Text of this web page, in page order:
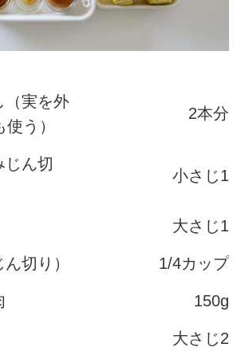
（実を外
う）
2本分
じん切
小さじ1
大さじ1
切り） 1/4カップ
150g
大さじ2